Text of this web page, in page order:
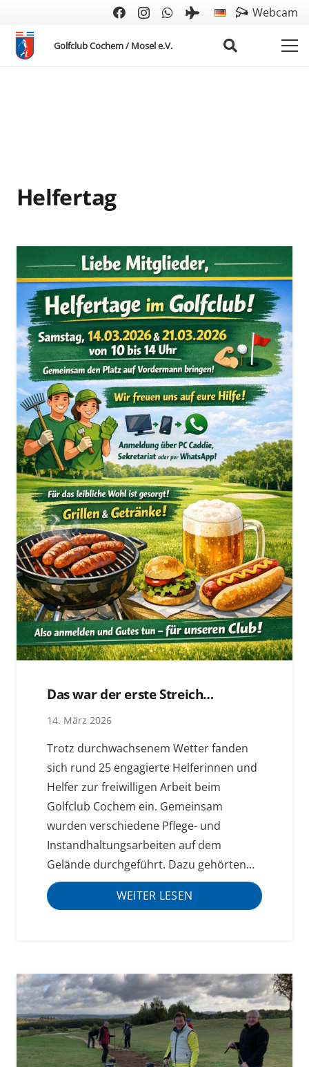
Webcam
Golfclub Cochem / Mosel e.V.
Helfertag
Das war der erste Streich…
14. März 2026
Trotz durchwachsenem Wetter fanden
sich rund 25 engagierte Helferinnen und
Helfer zur freiwilligen Arbeit beim
Golfclub Cochem ein. Gemeinsam
wurden verschiedene Pflege- und
Instandhaltungsarbeiten auf dem
Gelände durchgeführt. Dazu gehörten…
WEITER LESEN